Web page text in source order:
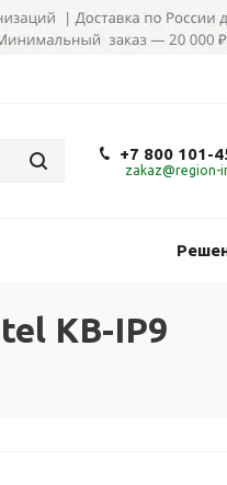
+7 800 101-
zakaz@region-
KB-IP9